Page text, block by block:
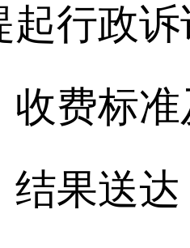
起行政
标准
送达